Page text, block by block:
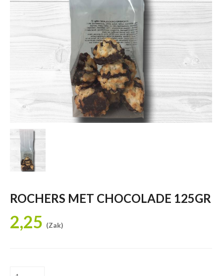
ROCHERS MET CHOCOLADE 125GR
2,25 (Zak)